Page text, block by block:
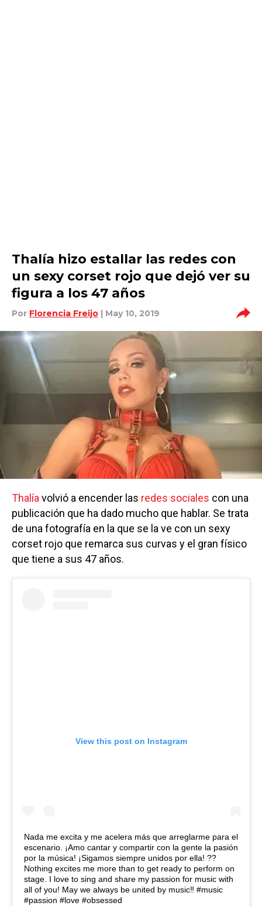
Thalía hizo estallar las redes con
un sexy corset rojo que dejó ver su
figura a los 47 años
Por Florencia Freijo | May 10, 2019
Thalía volvió a encender las redes sociales con una
publicación que ha dado mucho que hablar. Se trata
de una fotografía en la que se la ve con un sexy
corset rojo que remarca sus curvas y el gran físico
que tiene a sus 47 años.
View this post on Instagram
Nada me excita y me acelera más que arreglarme para el
escenario. ¡Amo cantar y compartir con la gente la pasión
por la música! ¡Sigamos siempre unidos por ella! ??
Nothing excites me more than to get ready to perform on
stage. I love to sing and share my passion for music with
all of you! May we always be united by music‼️ #music
#passion #love #obsessed